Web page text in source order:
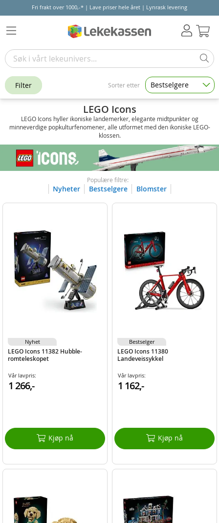
Fri frakt over 1000,-* | Lave priser hele året | Lynrask levering
LEGO Icons
LEGO Icons hyller ikoniske landemerker, elegante midtpunkter og
minneverdige popkulturfenomener, alle utformet med den ikoniske LEGO-
klossen.
Populære filtre:
Nyheter Bestselgere Blomster
LEGO Icons 11382 Hubble-
romteleskopet
Vår lavpris:
1 266,-
Kjøp nå
Nyhet
LEGO Icons 11380
Landeveissykkel
Vår lavpris:
1 162,-
Kjøp nå
Bestselger
Filter Sorter etter Bestselgere